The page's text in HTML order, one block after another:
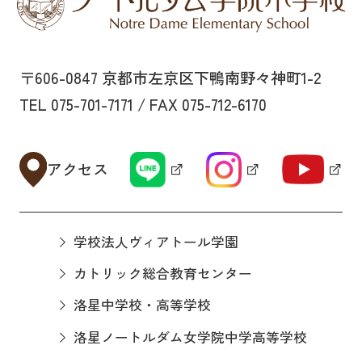
〒606-0847 京都市左京区下鴨南野々神町1-2
TEL 075-701-7171 / FAX 075-712-6170
アクセス
学校法人ヴィアトール学園
カトリック総合教育センター
洛星中学校・高等学校
洛星ノートルダム女学院中学高等学校